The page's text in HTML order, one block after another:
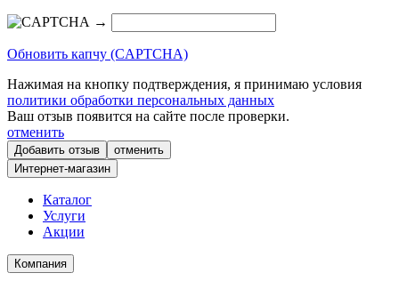
→
Обновить капчу (CAPTCHA)
Нажимая на кнопку подтверждения, я принимаю условия
политики обработки персональных данных
Ваш отзыв появится на сайте после проверки.
отменить
отменить
Интернет-магазин
Каталог
Услуги
Акции
Компания